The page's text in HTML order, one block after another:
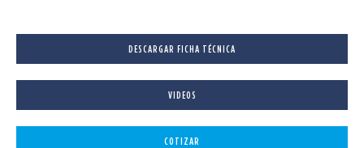
DESCARGAR FICHA TÉCNICA
VIDEOS
COTIZAR